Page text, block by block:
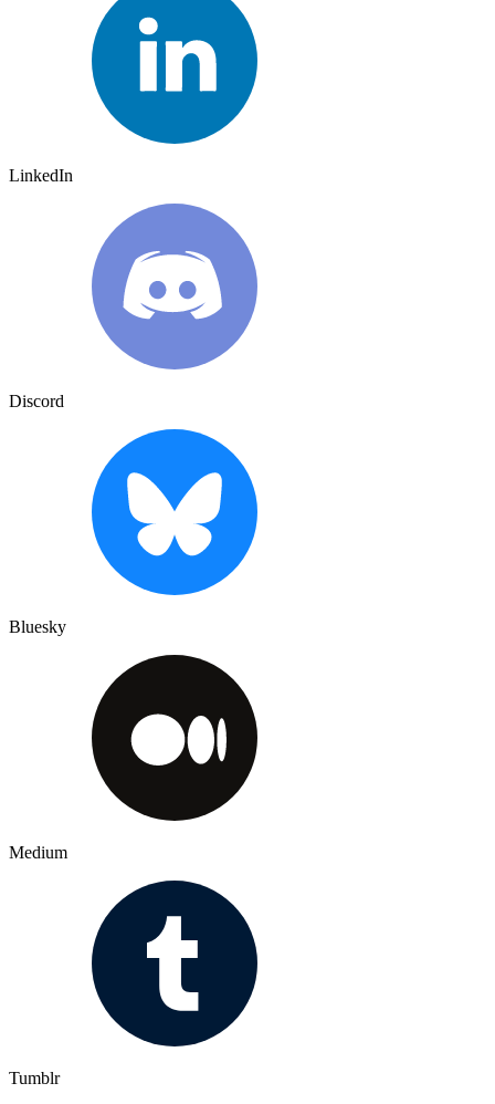
LinkedIn
Discord
Bluesky
Medium
Tumblr